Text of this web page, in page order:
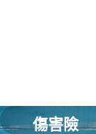
傷害險